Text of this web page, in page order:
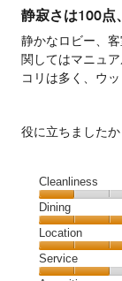
of
5
静寂さは100点
静かなロビー、
関してはマニュ
コリは多く、ウ
役に立ちましたか
Cleanliness
Cleanliness,
1
out
of
5
Dining
Dining,
3
out
Location
Location,
4
Service